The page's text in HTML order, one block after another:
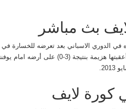
بث مباشر
الدوري الاسباني بعد تعرضه للخسارة في
الماضية امام “قادش” بهدفين مقابل هدف واحد، والتي أعقبتها هزيمة
كورة لايف